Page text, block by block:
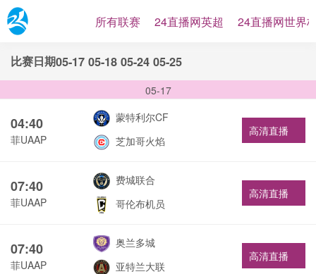
所有联赛 24直播网英超 24直播网世界
比赛日期05-17 05-18 05-24 05-25
05-17
04:40
菲UAAP
蒙特利尔CF
芝加哥火焰
高清直播
07:40
菲UAAP
费城联合
哥伦布机员
高清直播
07:40
菲UAAP
奥兰多城
亚特兰大联
高清直播